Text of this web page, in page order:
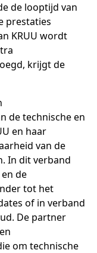
de looptijd van
prestaties
KRUU wordt
krijgt de
de technische en
en haar
van de
In dit verband
de
tot het
of in verband
De partner
om technische